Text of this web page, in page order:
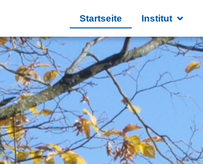
Startseite Institut